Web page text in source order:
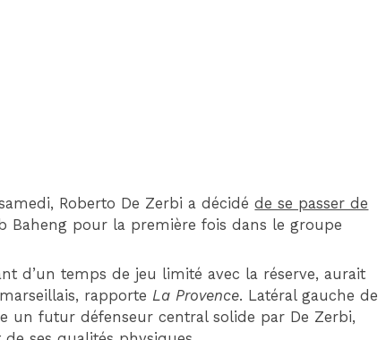
Roberto De Zerbi a décidéde se passer de
Baheng pour la première fois dans le groupe
d’un temps de jeu limité avec la réserve, aurait
rapporte La Provence. Latéral gauche de
un futur défenseur central solide par De Zerbi,